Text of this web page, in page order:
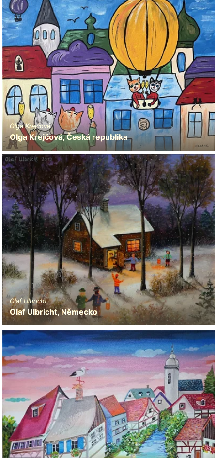
Olga Krejčová
Olga Krejčová, Česká republika
Olaf Ulbricht
Olaf Ulbricht, Německo